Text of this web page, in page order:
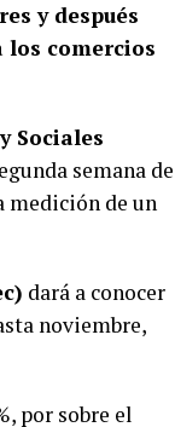
y después
comercios
Sociales
semana de
medición de un
dará a conocer
noviembre,
por sobre el